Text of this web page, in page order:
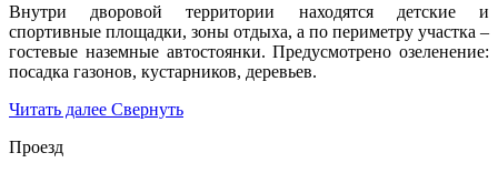
Внутри дворовой территории находятся детские и
спортивные площадки, зоны отдыха, а по периметру участка –
гостевые наземные автостоянки. Предусмотрено озеленение:
посадка газонов, кустарников, деревьев.
Читать далее Свернуть
Проезд